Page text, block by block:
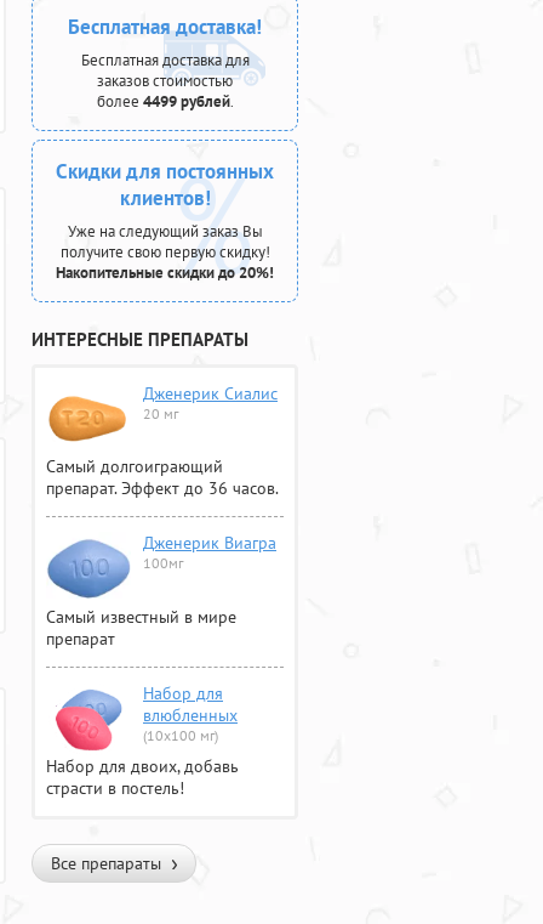
Бесплатная доставка!
Бесплатная доставка для
заказов стоимостью
более 4499 рублей.
Скидки для постоянных
клиентов!
Уже на следующий заказ Вы
получите свою первую скидку!
Накопительные скидки до 20%!
ИНТЕРЕСНЫЕ ПРЕПАРАТЫ
Дженерик Сиалис
20 мг
Самый долгоиграющий
препарат. Эффект до 36 часов.
Дженерик Виагра
100мг
Самый известный в мире
препарат
Набор для
влюбленных
(10х100 мг)
Набор для двоих, добавь
страсти в постель!
Все препараты